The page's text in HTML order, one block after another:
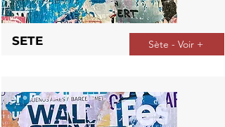
SETE Sète - Voir +